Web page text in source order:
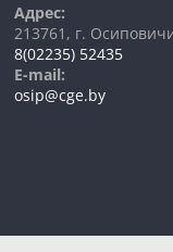
Адрес:
213761, г.
8(02235) 52435
E-mail:
osip@cge.by